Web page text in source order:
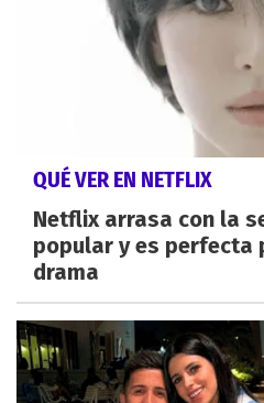
QUÉ VER EN NETFLIX
Netflix arrasa con la
popular y es perfecta
drama